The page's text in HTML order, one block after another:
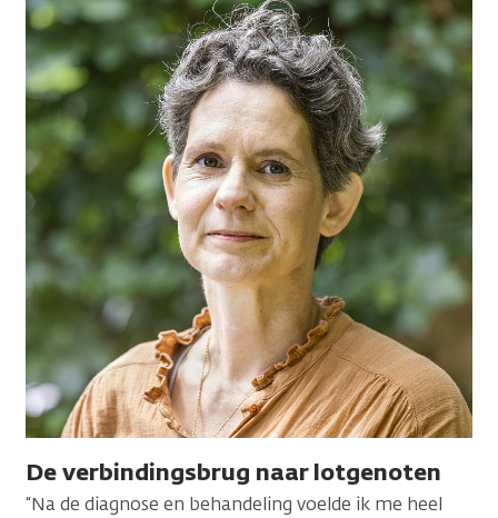
De verbindingsbrug naar lotgenoten
“Na de diagnose en behandeling voelde ik me heel